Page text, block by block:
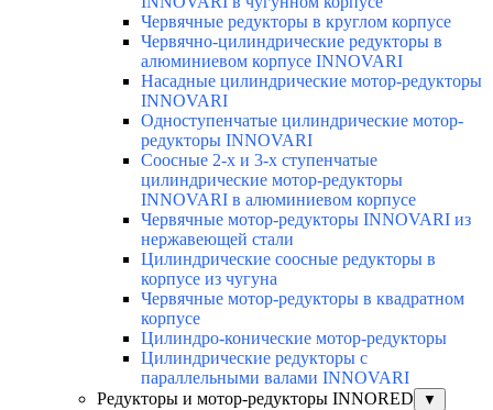
Червячные редукторы в круглом корпусе
Червячно-цилиндрические редукторы в
алюминиевом корпусе INNOVARI
Насадные цилиндрические мотор-редукторы
INNOVARI
Одноступенчатые цилиндрические мотор-
редукторы INNOVARI
Соосные 2-х и 3-х ступенчатые
цилиндрические мотор-редукторы
INNOVARI в алюминиевом корпусе
Червячные мотор-редукторы INNOVARI из
нержавеющей стали
Цилиндрические соосные редукторы в
корпусе из чугуна
Червячные мотор-редукторы в квадратном
корпусе
Цилиндро-конические мотор-редукторы
Цилиндрические редукторы с
параллельными валами INNOVARI
Редукторы и мотор-редукторы INNORED
▼